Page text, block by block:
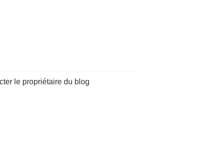
le propriétaire du blog